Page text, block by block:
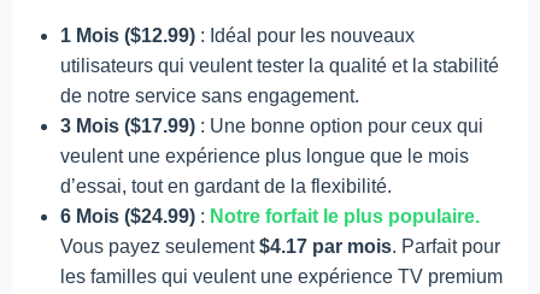
1 Mois ($12.99) : Idéal pour les nouveaux
utilisateurs qui veulent tester la qualité et la stabilité
de notre service sans engagement.
3 Mois ($17.99) : Une bonne option pour ceux qui
veulent une expérience plus longue que le mois
d’essai, tout en gardant de la flexibilité.
6 Mois ($24.99) : Notre forfait le plus populaire.
Vous payez seulement$4.17 par mois. Parfait pour
les familles qui veulent une expérience TV premium